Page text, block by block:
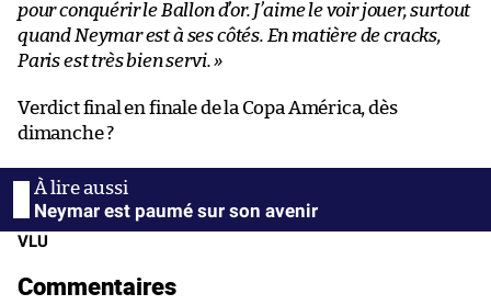
pour conquérir le Ballon d’or. J’aime le voir jouer, surtout
quand Neymar est à ses côtés. En matière de cracks,
Paris est très bien servi. »
Verdict final en finale de la Copa América, dès
dimanche ?
Neymar est paumé sur son avenir
VLU
Commentaires